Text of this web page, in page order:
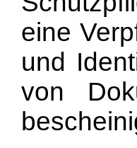
eine
und
von